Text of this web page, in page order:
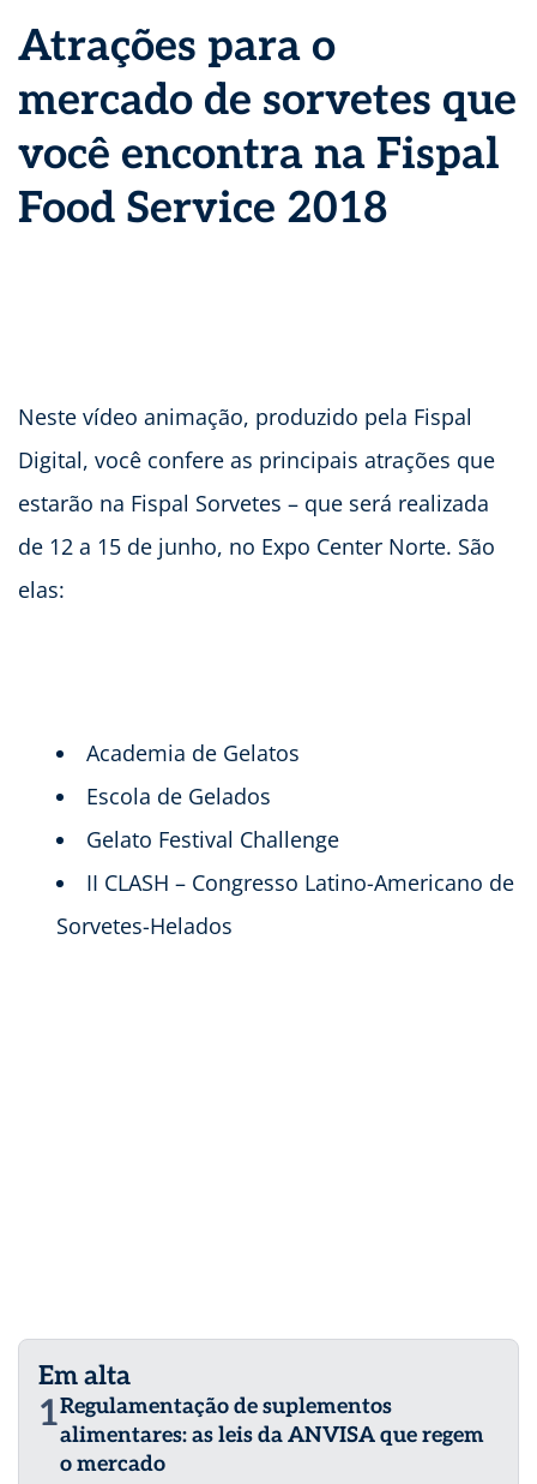
Atrações para o
mercado de sorvetes que
você encontra na Fispal
Food Service 2018
Neste vídeo animação, produzido pela Fispal
Digital, você confere as principais atrações que
estarão na Fispal Sorvetes – que será realizada
de 12 a 15 de junho, no Expo Center Norte. São
elas:
Academia de Gelatos
Escola de Gelados
Gelato Festival Challenge
II CLASH – Congresso Latino-Americano de
Sorvetes-Helados
Em alta
1Regulamentação de suplementos
alimentares: as leis da ANVISA que regem
o mercado